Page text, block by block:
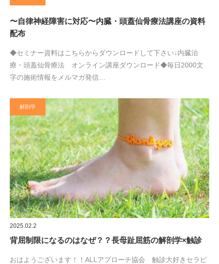
〜自律神経障害に対応〜内臓・頭蓋仙骨療法講座の資料
配布
◆セミナー資料はこちらからダウンロードして下さい↓内臓治
療・頭蓋仙骨療法 オンライン講座ダウンロード◆毎日2000文
字の施術情報をメルマガ発信…
解剖学
2025.02.2
背屈制限になるのはなぜ？？長母趾屈筋の解剖学×触診
おはようございます！！ALLアプローチ協会 触診大好きセラピ